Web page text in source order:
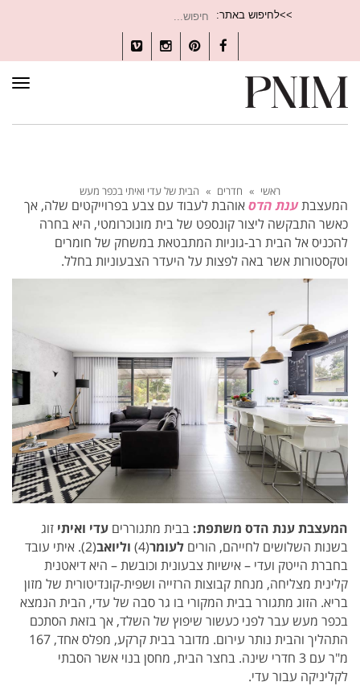
>>לחיפוש באתר:
עבור:
Facebook
Pinterest
Instagram
Vimeo
ראשי » חדרים » הבית של עדי ואיתי בכפר מעש
המעצבתענת הדסאוהבת לעבוד עם צבע בפרוייקטים שלה, אך
כאשר התבקשה ליצור קונספט של בית מונוכרומטי, היא בחרה
להכניס אל הבית רב-גוניות המתבטאת במשחק של חומרים
וטקסטורות אשר באה לפצות על היעדר הצבעוניות בחלל.
המעצבת ענת הדס משתפת: בבית מתגוררים עדי ואיתי זוג
בשנות השלושים לחייהם, הורים לעומר(4) וליואב
(2). איתי עובד
בחברת הייטק ועדי – אישיות צבעונית וכובשת – היא דיאטנית
קלינית מצליחה, מנחת קבוצות הרזייה ושפית-קונדיטורית של מזון
בריא. הזוג מתגורר בבית המקורי בו גר סבה של עדי, הבית הנמצא
בכפר מעש עבר לפני כעשור שיפוץ של השלד, אך בזאת הסתכם
התהליך והבית נותר עירום. מדובר בבית קרקע, מפלס אחד, 167
מ"ר עם 3 חדרי שינה. בחצר הבית, מחסן בנוי אשר הסבתי
לקליניקה עבור עדי.